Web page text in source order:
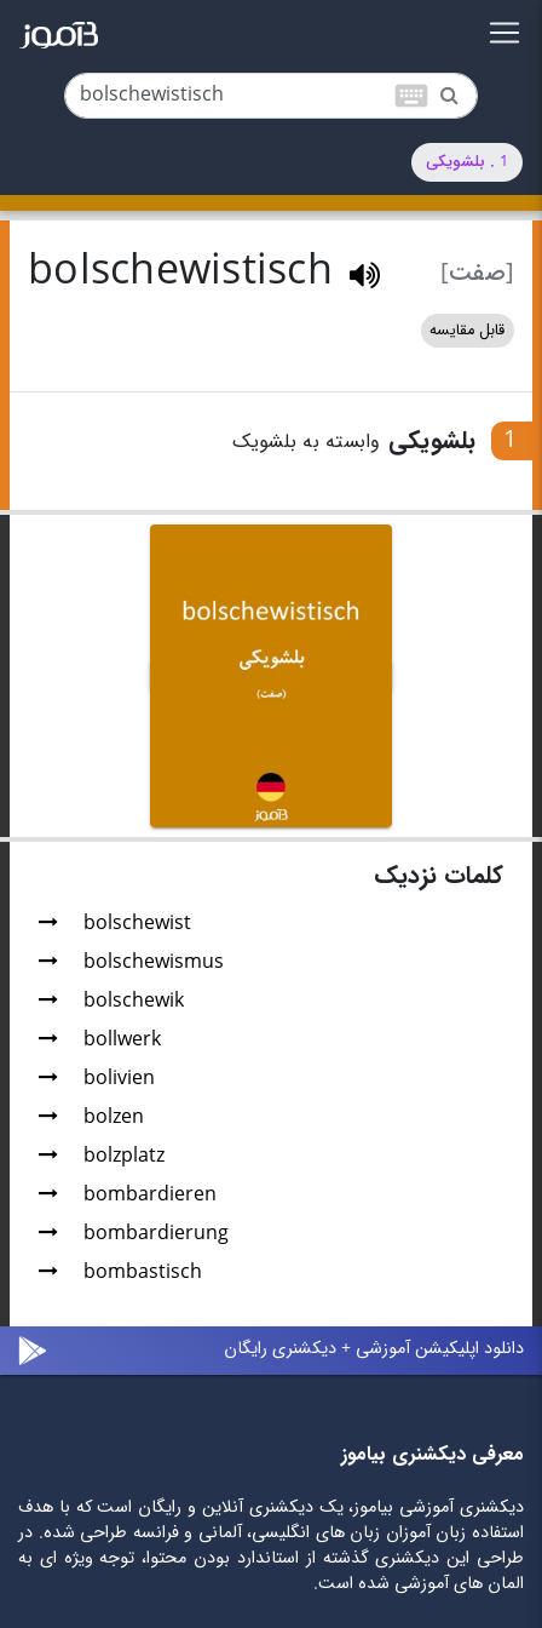
keyboard
1 . بلشویکی
[صفت] bolschewistisch
قابل مقایسه
1 بلشویکی وابسته به بلشویک
کلمات نزدیک
bolschewist
bolschewismus
bolschewik
bollwerk
bolivien
bolzen
bolzplatz
bombardieren
bombardierung
bombastisch
دانلود اپلیکیشن آموزشی + دیکشنری رایگان
معرفی دیکشنری بیاموز
دیکشنری آموزشی بیاموز، یک دیکشنری آنلاین و رایگان است که با هدف
استفاده زبان آموزان زبان های انگلیسی، آلمانی و فرانسه طراحی شده. در
طراحی این دیکشنری گذشته از استاندارد بودن محتوا، توجه ویژه ای به
المان های آموزشی شده است.